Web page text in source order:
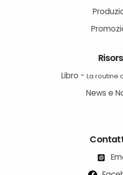
Libro - La routine
News e